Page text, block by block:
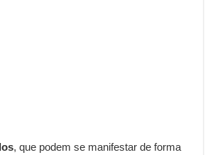
, que podem se manifestar de forma